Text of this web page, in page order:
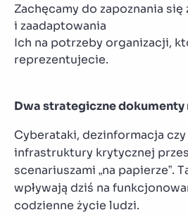
Zachęcamy do zapoznania
i zaadaptowania
Ich na potrzeby organizacji,
reprezentujecie.
Dwa strategiczne dokumenty
Cyberataki, dezinformacja
infrastruktury krytycznej
scenariuszami „na papierze”.
wpływają dziś na
codzienne życie ludzi.